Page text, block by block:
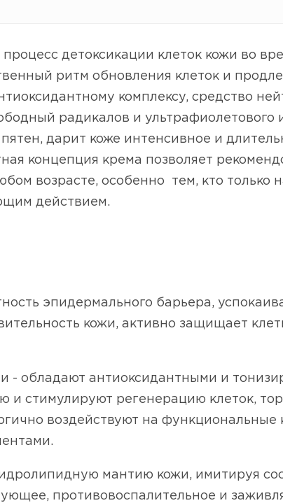
детоксикации клеток кожи во
ритм обновления клеток и
комплексу, средство
радикалов и ультрафиолетового
дарит коже интенсивное и
концепция крема позволяет
возрасте, особенно тем, кто только
действием.
эпидермального барьера,
кожи, активно защищает
- обладают антиоксидантными и
и стимулируют регенерацию клеток,
воздействуют на функциональные
мантию кожи, имитируя
противовоспалительное и